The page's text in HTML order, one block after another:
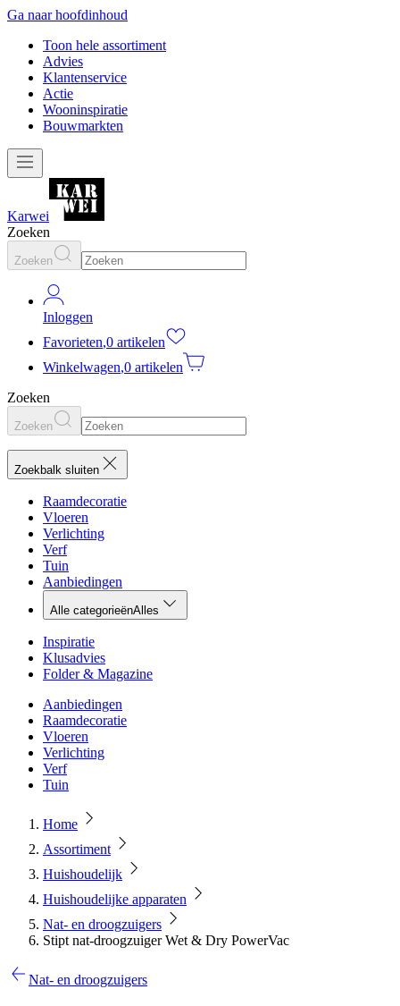
Ga naar hoofdinhoud
Toon hele assortiment
Advies
Klantenservice
Actie
Wooninspiratie
Bouwmarkten
Karwei
Zoeken
Zoeken
Inloggen
Favorieten,0 artikelen
Winkelwagen,0 artikelen
Zoeken
Zoeken
Zoekbalk sluiten
Raamdecoratie
Vloeren
Verlichting
Verf
Tuin
Aanbiedingen
Alle categorieënAlles
Inspiratie
Klusadvies
Folder & Magazine
Aanbiedingen
Raamdecoratie
Vloeren
Verlichting
Verf
Tuin
Home
Assortiment
Huishoudelijk
Huishoudelijke apparaten
Nat- en droogzuigers
Stipt nat-droogzuiger Wet & Dry PowerVac
Nat- en droogzuigers